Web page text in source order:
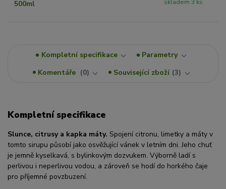
skladem 3 ks
Kompletní specifikace
Parametry
Komentáře
0 Související zboží 3
Kompletní specifikace
Slunce, citrusy a kapka máty. Spojení citronu, limetky a máty v
tomto sirupu působí jako osvěžující vánek v letním dni. Jeho chuť
je jemně kyselkavá, s bylinkovým dozvukem. Výborně ladí s
perlivou i neperlivou vodou, a zároveň se hodí do horkého čaje
pro příjemné povzbuzení.